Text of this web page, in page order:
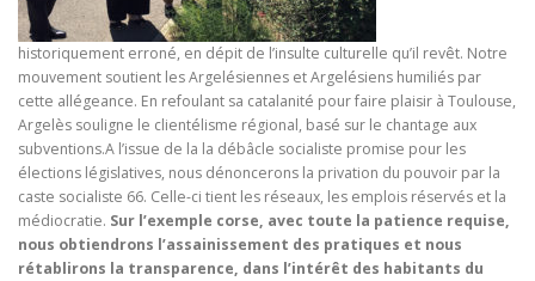
historiquement erroné, ​en​ ​dépit​ ​de​ ​l’insulte​ culturelle qu’il revêt. Notre
mouvement soutient les Argelésiennes et Argelésiens humiliés par
cette allégeance. En refoulant sa catalanité pour faire plaisir à Toulouse,
Argelès souligne le clientélisme régional, basé sur le chantage aux
subventions.A l’issue de la la débâcle socialiste promise pour les
élections législatives, nous dénoncerons la privation du pouvoir par la
caste socialiste 66. Celle-ci tient les réseaux, les emplois réservés et la
médiocratie. Sur l’exemple corse, avec toute la patience requise,
nous obtiendrons l’assainissement des pratiques et nous
rétablirons la transparence, dans l’intérêt des habitants du